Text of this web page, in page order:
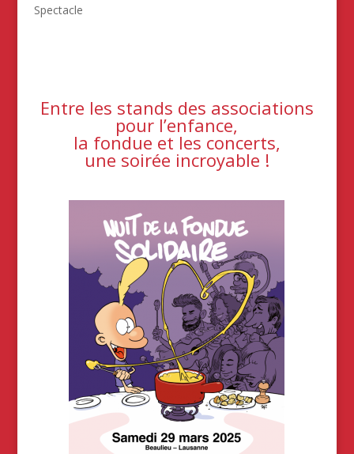
Spectacle
Entre les stands des associations
pour l’enfance,
la fondue et les concerts,
une soirée incroyable !